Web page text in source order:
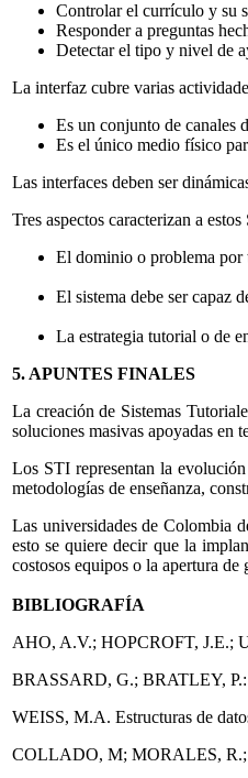
Controlar el currículo y su
Responder a preguntas
Detectar el tipo y nivel de
La interfaz cubre varias
Es un conjunto de canales
Es el único medio físico
Las interfaces deben ser
Tres aspectos caracterizan a
El dominio o problema por
El sistema debe ser capaz
La estrategia tutorial o de
5. APUNTES FINALES
La creación de Sistemas
soluciones masivas apoyadas en
Los STI representan la
metodologías de enseñanza,
Las universidades de Colombia
esto se quiere decir que la
costosos equipos o la apertura de
BIBLIOGRAFÍA
AHO, A.V.; HOPCROFT, J.E.;
BRASSARD, G.; BRATLEY, P.:
WEISS, M.A. Estructuras de
COLLADO, M; MORALES, R.;